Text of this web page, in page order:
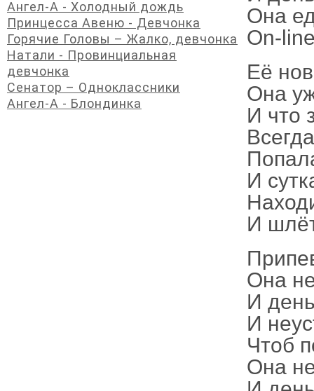
Она
On-
Её
Она
И что
И
И
Она
И
И
Чтоб
Она
Ангел-А - Холодный дождь
Принцесса Авеню - Девчонка
Горячие Головы – Жалко, девчонка
Натали - Провинциальная
девчонка
Сенатор – Одноклассники
Ангел-А - Блондинка